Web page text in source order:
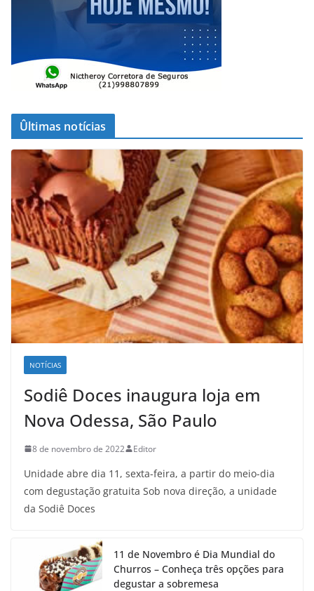
Ûltimas notícias
NOTÍCIAS
Sodiê Doces inaugura loja em
Nova Odessa, São Paulo
8 de novembro de 2022 Editor
Unidade abre dia 11, sexta-feira, a partir do meio-dia
com degustação gratuita Sob nova direção, a unidade
da Sodiê Doces
11 de Novembro é Dia Mundial do
Churros – Conheça três opções para
degustar a sobremesa